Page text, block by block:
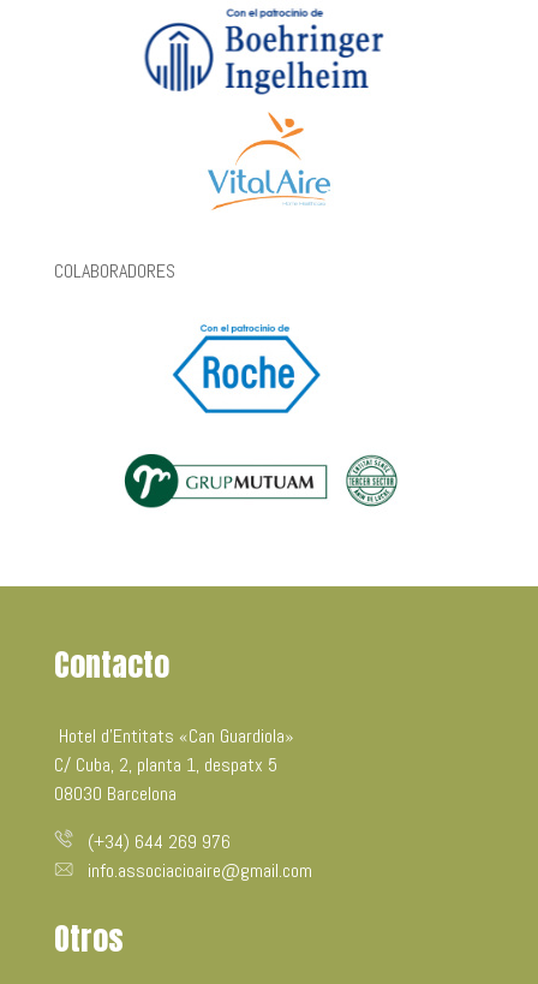
COLABORADORES
Contacto
Hotel d’Entitats «Can Guardiola»
C/ Cuba, 2, planta 1, despatx 5
08030 Barcelona
(+34) 644 269 976
info.associacioaire@gmail.com
Otros